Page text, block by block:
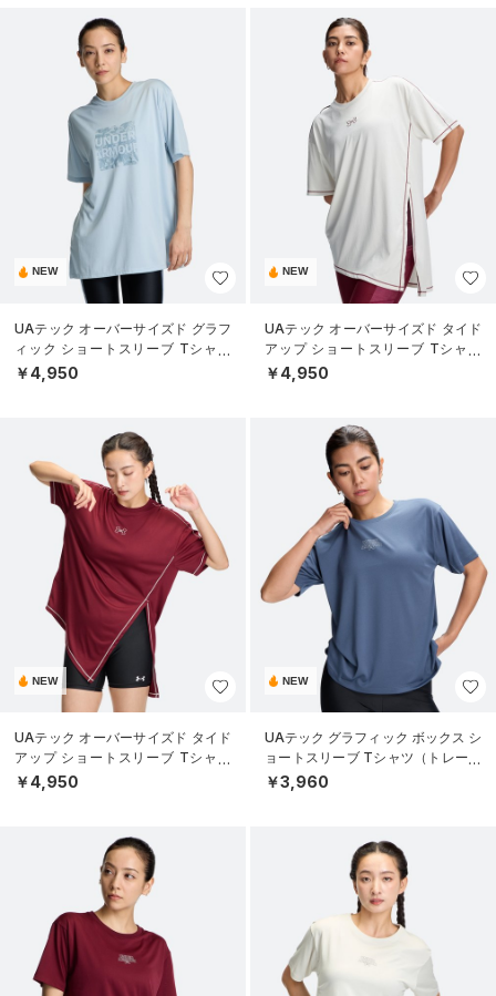
NEW
UAテック オーバーサイズド グラフ
ィック ショートスリーブ Tシャツ
（トレーニング/WOMEN）
￥4,950
NEW
UAテック オーバーサイズド タイド
アップ ショートスリーブ Tシャツ
（トレーニング/WOMEN）
￥4,950
NEW
UAテック オーバーサイズド タイド
アップ ショートスリーブ Tシャツ
（トレーニング/WOMEN）
￥4,950
NEW
UAテック グラフィック ボックス シ
ョートスリーブ Tシャツ（トレーニ
ング/WOMEN）
￥3,960